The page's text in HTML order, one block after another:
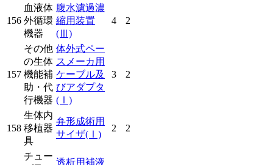
156
血液体
外循環
機器
腹水濾過濃
縮用装置
(Ⅲ)
4 2
157
その他
の生体
機能補
助・代
行機器
体外式ペー
スメーカ用
ケーブル及
びアダプタ
(Ⅰ)
3 2
158
生体内
移植器
具
弁形成術用
サイザ(Ⅰ)
2 2
チュー
透析用補液